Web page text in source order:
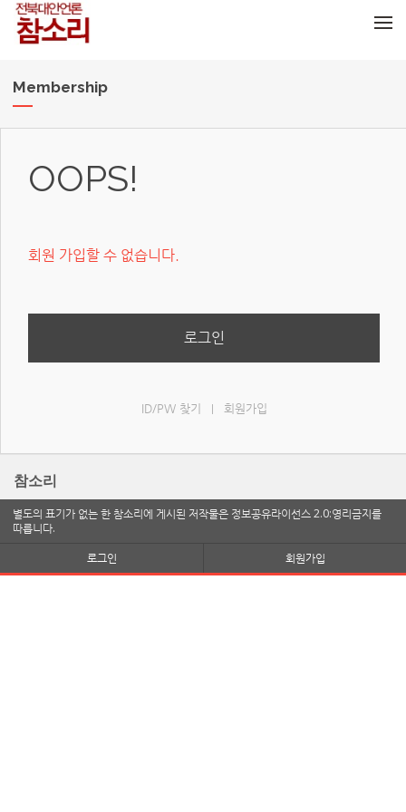
Membership
OOPS!
회원 가입할 수 없습니다.
로그인
ID/PW 찾기 회원가입
참소리
별도의 표기가 없는 한 참소리에 게시된 저작물은 정보공유라이선스 2.0:영리금지를
따릅니다.
로그인
회원가입